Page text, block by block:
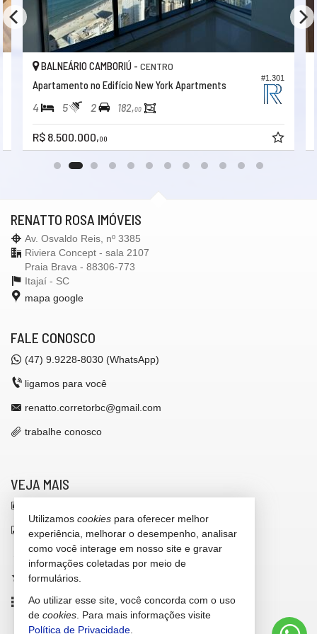
#1.301
BALNEÁRIO CAMBORIÚ - CENTRO
Apartamento no Edifício New York Apartments
4 5 2 182,00
R$ 8.500.000,00
RENATTO ROSA IMÓVEIS
Av. Osvaldo Reis, nº 3385
Riviera Concept - sala 2107
Praia Brava - 88306-773
Itajaí - SC
mapa google
FALE CONOSCO
(47) 9.9228-8030 (WhatsApp)
ligamos para você
renatto.corretorbc@gmail.com
trabalhe conosco
VEJA MAIS
indicadores financeiros
cadastre seu imóvel
imóveis favoritos
mapa de imóveis
Utilizamos cookies para oferecer melhor
experiência, melhorar o desempenho, analisar
como você interage em nosso site e gravar
informações coletadas por meio de
formulários.
Ao utilizar esse site, você concorda com o uso
de cookies . Para mais informações visite
Política de Privacidade